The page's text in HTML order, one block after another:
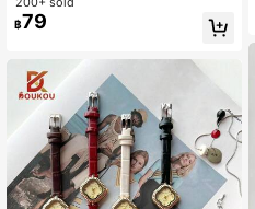
วันเกิด, ของขวัญสำหรับเธอ, วันครบรอ
บ, วันคนโสด, โปรโมชั่นฮาโลวีน, ไม่มีก
฿79